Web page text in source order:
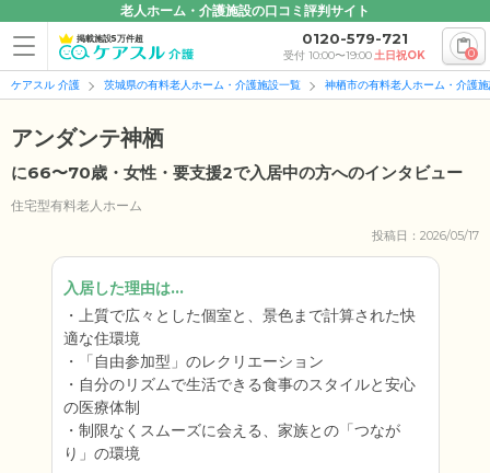
老人ホーム・介護施設の口コミ評判サイト
掲載施設5万件超 0120-579-721
受付 10:00〜19:00土日祝OK 0
ケアスル 介護 茨城県の有料老人ホーム・介護施設一覧 神栖市の有料老人ホーム・介護
アンダンテ神栖
に66〜70歳・女性・要支援2で入居中の方へのインタビュー
住宅型有料老人ホーム
投稿日：2026/05/17
入居した理由は...
上質で広々とした個室と、景色まで計算された快
適な住環境
「自由参加型」のレクリエーション
自分のリズムで生活できる食事のスタイルと安心
の医療体制
制限なくスムーズに会える、家族との「つなが
り」の環境